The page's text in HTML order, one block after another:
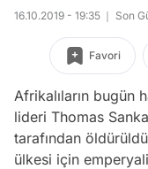
16.10.2019 - 19:35 Son
Favori
Afrikalıların bugün
lideri Thomas
tarafından
ülkesi için